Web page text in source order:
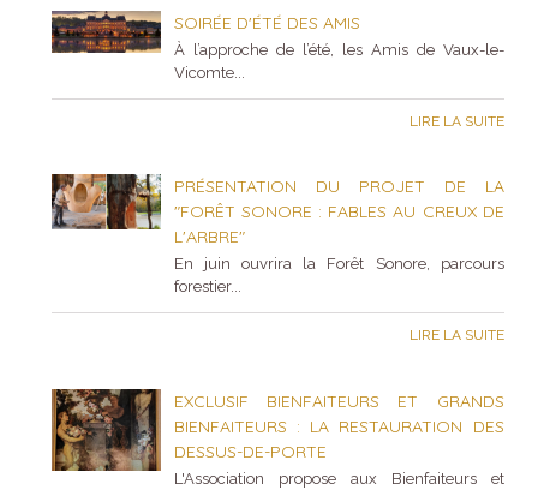
SOIRÉE D'ÉTÉ DES AMIS
À l’approche de l’été, les Amis de Vaux-le-
Vicomte...
LIRE LA SUITE
PRÉSENTATION DU PROJET DE LA
"FORÊT SONORE : FABLES AU CREUX DE
L'ARBRE"
En juin ouvrira la Forêt Sonore, parcours
forestier...
LIRE LA SUITE
EXCLUSIF BIENFAITEURS ET GRANDS
BIENFAITEURS : LA RESTAURATION DES
DESSUS-DE-PORTE
L'Association propose aux Bienfaiteurs et